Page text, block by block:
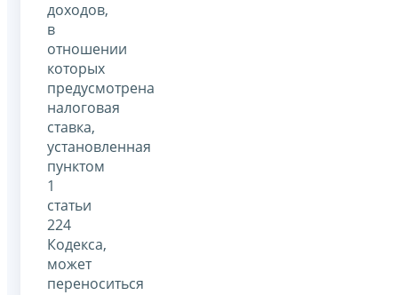
доходов,
в
отношении
которых
предусмотрена
налоговая
ставка,
установленная
пунктом
1
статьи
224
Кодекса,
может
переноситься